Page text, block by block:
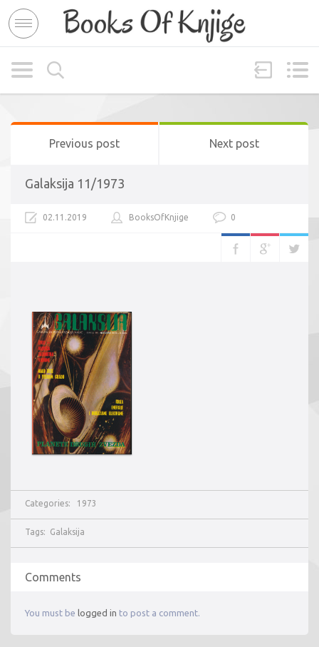
Previous post Next post
Galaksija 11/1973
02.11.2019 BooksOfKnjige 0
Categories: 1973
Tags: Galaksija
Comments
You must be logged in to post a comment.